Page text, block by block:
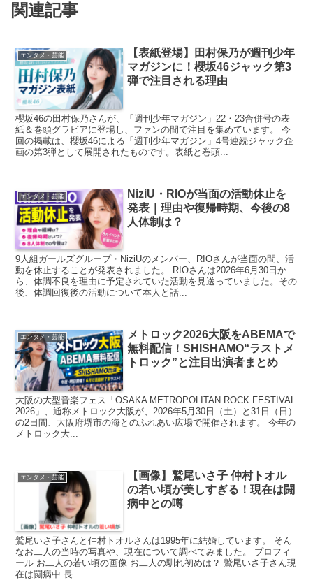
関連記事
エンタメ・芸能
【表紙登場】田村保乃が週刊少年
マガジンに！櫻坂46ジャック第3
弾で注目される理由
櫻坂46の田村保乃さんが、「週刊少年マガジン」22・23合併号の表
紙＆巻頭グラビアに登場し、ファンの間で注目を集めています。 今
回の掲載は、櫻坂46による「週刊少年マガジン」4号連続ジャック企
画の第3弾として展開されたものです。表紙と巻頭...
エンタメ・芸能
NiziU・RIOが当面の活動休止を
発表｜理由や復帰時期、今後の8
人体制は？
9人組ガールズグループ・NiziUのメンバー、RIOさんが当面の間、活
動を休止することが発表されました。 RIOさんは2026年6月30日か
ら、体調不良を理由に予定されていた活動を見送っていました。その
後、体調回復後の活動について本人と話...
エンタメ・芸能
メトロック2026大阪をABEMAで
無料配信！SHISHAMO“ラストメ
トロック”と注目出演者まとめ
大阪の大型音楽フェス「OSAKA METROPOLITAN ROCK FESTIVAL
2026」、通称メトロック大阪が、2026年5月30日（土）と31日（日）
の2日間、大阪府堺市の海とのふれあい広場で開催されます。 今年の
メトロック大...
エンタメ・芸能
【画像】鷲尾いさ子 仲村トオル
の若い頃が美しすぎる！現在は闘
病中との噂
鷲尾いさ子さんと仲村トオルさんは1995年に結婚しています。 そん
なお二人の当時の写真や、現在について調べてみました。 プロフィ
ール お二人の若い頃の画像 お二人の馴れ初めは？ 鷲尾いさ子さん現
在は闘病中 長...